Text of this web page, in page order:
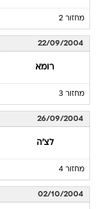
מחזור 2
22/09/2004
רומא
מחזור 3
26/09/2004
לצ'ה
מחזור 4
02/10/2004